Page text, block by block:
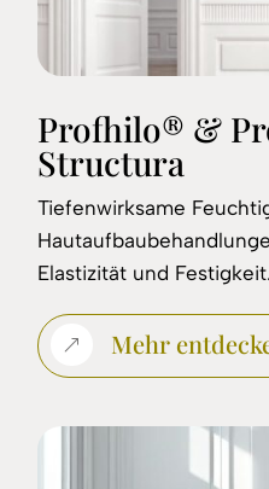
Profhilo® &
Structura
Tiefenwirksame
Elastizität und Festigkeit.
& Mehr